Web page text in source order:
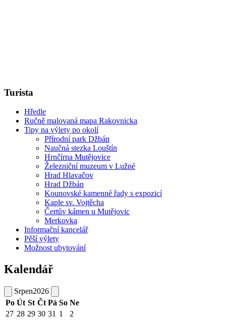
Turista
Hředle
Ručně malovaná mapa Rakovnicka
Tipy na výlety po okolí
Přírodní park Džbán
Naučná stezka Louštín
Hrnčírna Mutějovice
Železniční muzeum v Lužné
Hrad Hlavačov
Hrad Džbán
Kounovské kamenné řady s expozicí
Kaple sv. Vojtěcha
Čertův kámen u Mutějovic
Merkovka
Informační kancelář
Pěší výlety
Možnost ubytování
Kalendář
Srpen2026
Po Út St Čt Pá So Ne
27 28 29 30 31 1
2